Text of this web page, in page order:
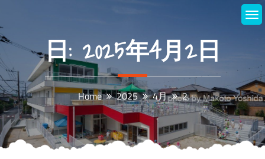
content
日:2025年4月2日
Home 2025 4月 2